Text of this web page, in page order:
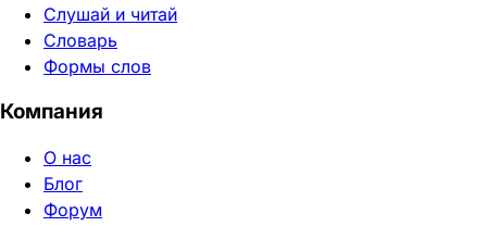
Слушай и читай
Словарь
Формы слов
Компания
О нас
Блог
Форум